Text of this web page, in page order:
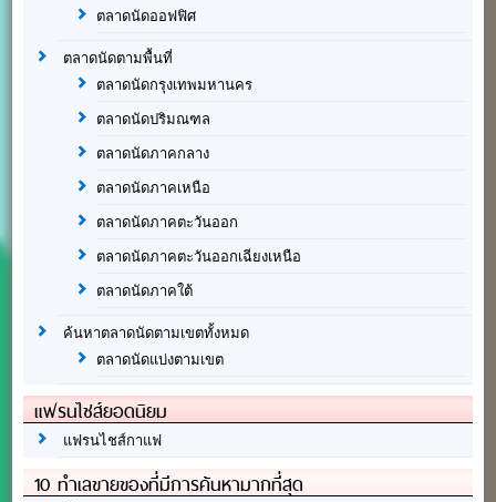
ตลาดนัดออฟฟิศ
ตลาดนัดตามพื้นที่
ตลาดนัดกรุงเทพมหานคร
ตลาดนัดปริมณฑล
ตลาดนัดภาคกลาง
ตลาดนัดภาคเหนือ
ตลาดนัดภาคตะวันออก
ตลาดนัดภาคตะวันออกเฉียงเหนือ
ตลาดนัดภาคใต้
ค้นหาตลาดนัดตามเขตทั้งหมด
ตลาดนัดแบ่งตามเขต
แฟรนไชส์ยอดนิยม
แฟรนไชส์กาแฟ
10 ทำเลขายของที่มีการค้นหามากที่สุด